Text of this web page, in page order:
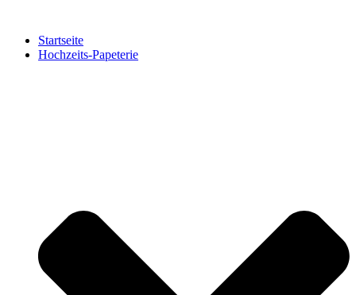
springenStartseite
Hochzeits-Papeterie